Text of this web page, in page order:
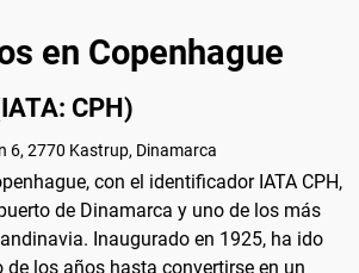
en Copenhague
CPH)
6, 2770 Kastrup, Dinamarca
con el identificador IATA CPH,
de Dinamarca y uno de los más
Inaugurado en 1925, ha ido
de los años hasta convertirse en un